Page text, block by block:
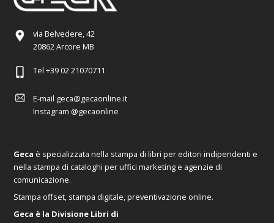
via Belvedere, 42
20862 Arcore MB
Tel +39 02 21070711
E-mail geca@gecaonline.it
Instagram @gecaonline
Geca è specializzata nella stampa di libri per editori indipendenti e
nella stampa di cataloghi per uffici marketing e agenzie di
comunicazione.
Stampa offset, stampa digitale, preventivazione online.
Geca è la Divisione Libri di